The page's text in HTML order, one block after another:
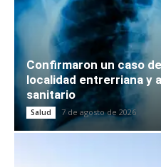
Confirmaron un caso
localidad entrerriana y
sanitario
Salud 7 de agosto de 2026